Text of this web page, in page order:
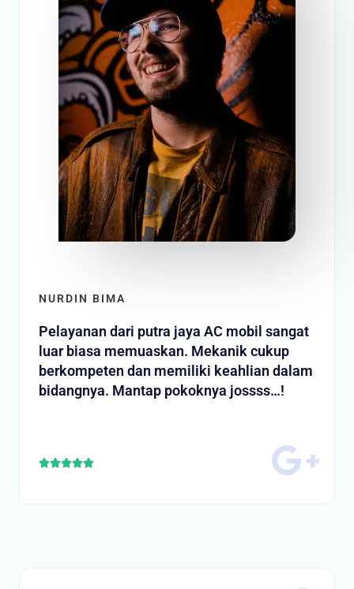
NURDIN BIMA
Pelayanan dari putra jaya AC mobil sangat
luar biasa memuaskan. Mekanik cukup
berkompeten dan memiliki keahlian dalam
bidangnya. Mantap pokoknya jossss…!
Rated